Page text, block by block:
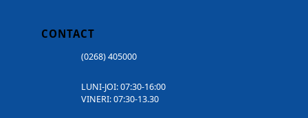
CONTACT
(0268) 405000
LUNI-JOI: 07:30-16:00
VINERI: 07:30-13.30